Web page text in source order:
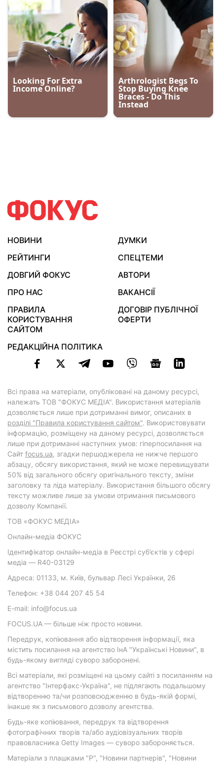
НОВИНИ
ДУМКИ
РЕЙТИНГИ
СПЕЦТЕМИ
ДОВГИЙ ФОКУС
АВТОРИ
ПРО НАС
ВАКАНСІЇ
ПРАВИЛА
КОРИСТУВАННЯ
САЙТОМ
ДОГОВІР ПУБЛІЧНОЇ
ОФЕРТИ
РЕДАКЦІЙНА ПОЛІТИКА
Всі права на матеріали, опубліковані на даному ресурсі,
належать ТОВ "ФОКУС МЕДІА". Використання матеріалів
дозволяється лише при дотриманні вимог, описаних в
розділі "Правила користування сайтом". Використовувати
інформацію, розміщену на даному ресурсі, дозволяється
лише при дотриманні наступних умов: гіперпосилання на
Cайт focus.ua, згадки першоджерела не нижче першого
абзацу, обсягу використання, який не може перевищувати
50% від загального обсягу оригінального тексту, зміни
заголовку та ліда матеріалу. Використання більшого обсягу
тексту можливе лише за умови отримання письмового
дозволу Компанії.
ТОВ «ФОКУС МЕДІА»
Онлайн-медіа ФОКУС
Ідентифікатор онлайн-медіа в Реєстрі суб’єктів у сфері
медіа — R40-03129
Адреса: 01133, м. Київ, бульвар Лесі Українки, 26
Телефон: +38 044 207 45 54
E-mail: info@focus.ua
FOCUS.UA — більше ніж просто новини.
Передрук, копіювання або відтворення інформації, яка
містить посилання на агентство ІнА "Українські Новини", в
будь-якому вигляді суворо заборонені.
Всі матеріали, які розміщені на цьому сайті з посиланням на
агентство "Інтерфакс-Україна", не підлягають подальшому
відтворенню та/чи розповсюдженню в будь-якій формі,
інакше як з письмового дозволу агентства.
Будь-яке копіювання, передрук та відтворення
фотографічних творів та/або аудіовізуальних творів
правовласника Getty Images — суворо забороняється.
Матеріали з плашками "Р", "Новини партнерів", "Новини